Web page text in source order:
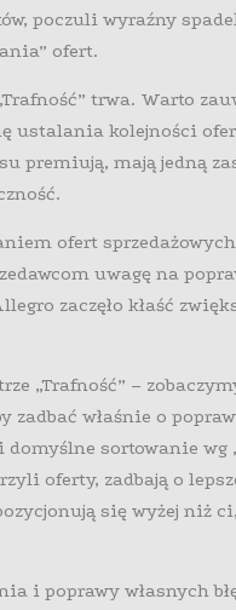
poczuli wyraźny
ofert.
trwa. Warto
ustalania kolejności
premiują, mają jedną
ofert
uwagę na
zaczęło kłaść
„Trafność” –
zadbać właśnie o
domyślne sortowanie
oferty, zadbają o
się wyżej niż
i poprawy własnych